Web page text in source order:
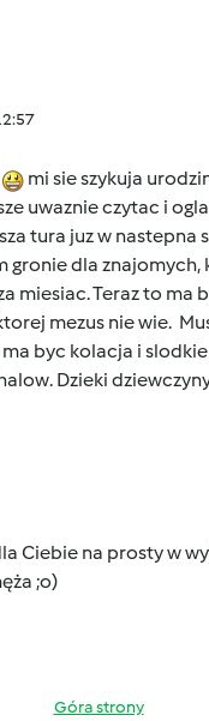
mi sie szykuja
uwaznie czytac i
tura juz w nastepna
gronie dla znajomych,
miesiac. Teraz to ma
mezus nie wie.
byc kolacja i slodkie
Dzieki
Ciebie na prosty w
;o)
Góra strony